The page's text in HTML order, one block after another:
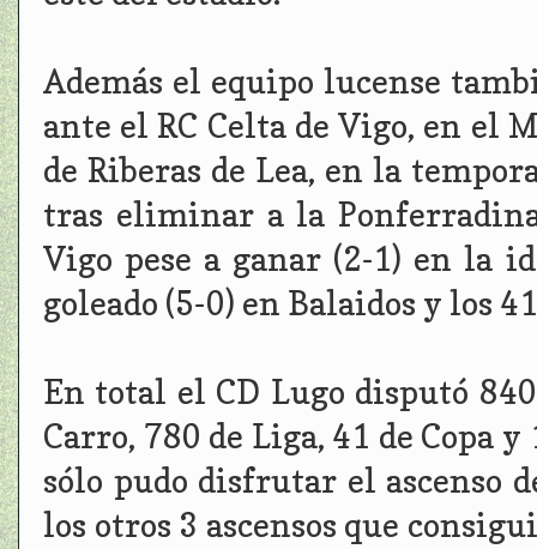
Además el equipo lucense
ante el RC Celta de Vigo, en el
de Riberas de Lea, en la
tras eliminar a la
Vigo pese a ganar (2-1) en la
goleado (5-0) en Balaidos y los
En total el CD Lugo disputó
Carro, 780 de Liga, 41 de Copa y
sólo pudo disfrutar el ascenso
los otros 3 ascensos que